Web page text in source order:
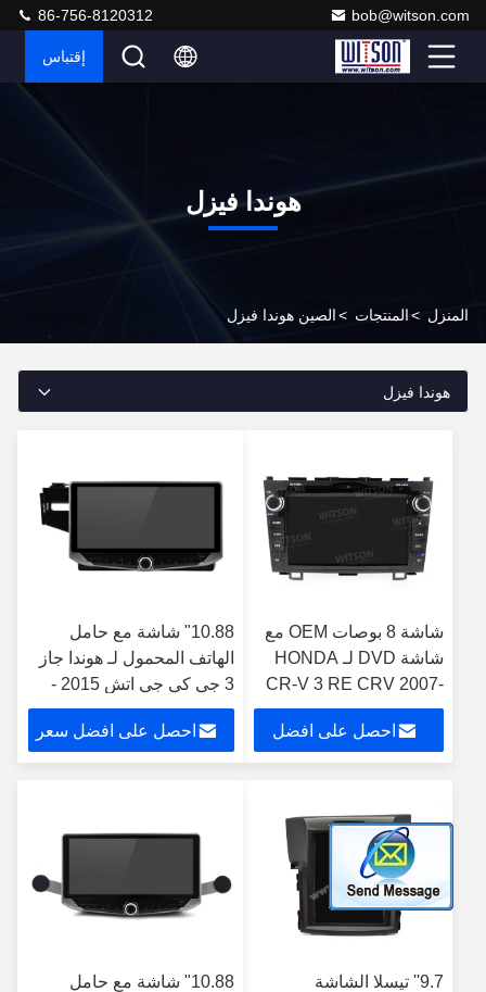
bob@witson.com
86-756-8120312
إقتباس
هوندا فيزل
المنزل >المنتجات >الصين هوندا فيزل
هوندا فيزل
شاشة 8 بوصات OEM مع
شاشة DVD لـ HONDA
CR-V 3 RE CRV 2007-
2011 جهاز ستيريو
للسيارات Androidاحصل على افضل
10.88" شاشة مع حامل
الهاتف المحمول لـ هوندا جاز
3 جي كي جي اتش 2015 -
2020 Fit 3 2013-2020
ستيريو الوسائط المتعددة
احصل على افضل سعر
9.7'' تيسلا الشاشة
10.88" شاشة مع حامل